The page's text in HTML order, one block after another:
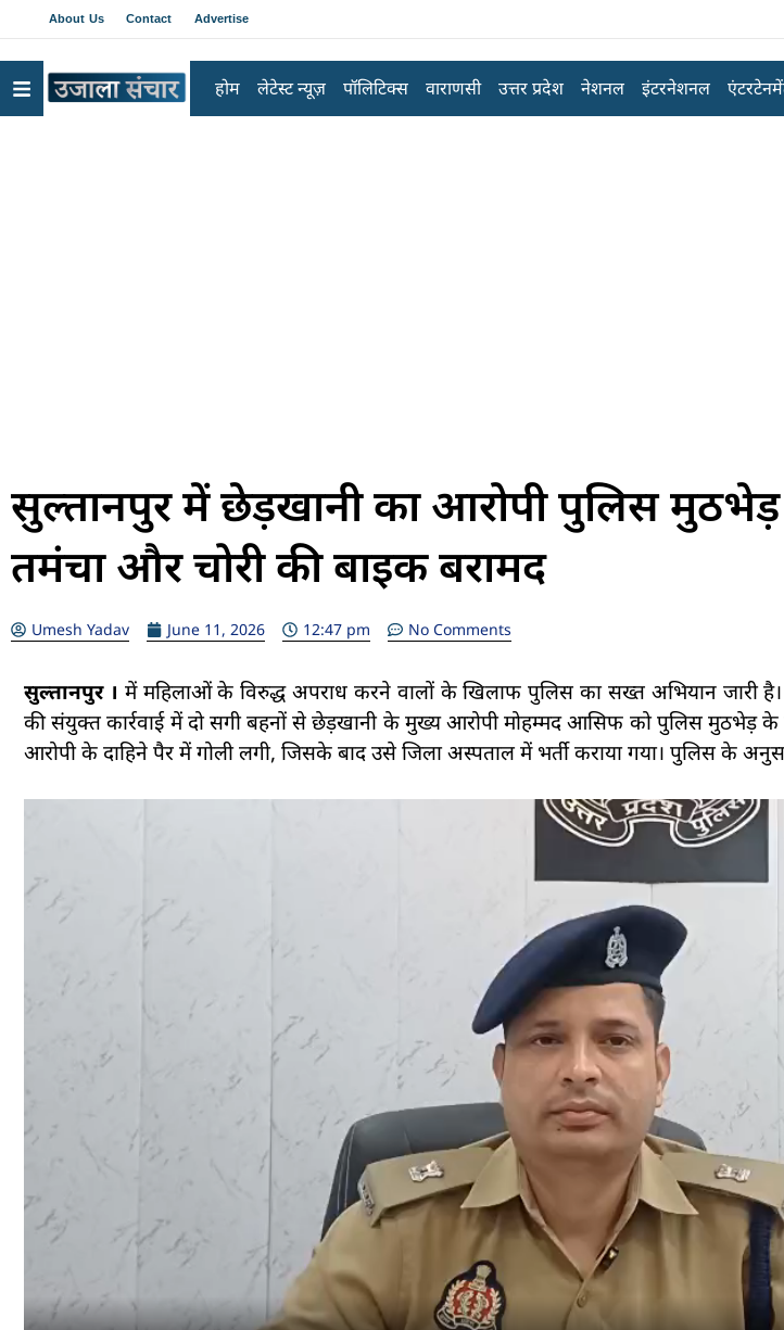
About Us Contact Advertise
होम लेटेस्ट न्यूज़ पॉलिटिक्स वाराणसी उत्तर प्रदेश नेशनल इंटरनेशनल
सुल्तानपुर में छेड़खानी का आरोपी पुलिस
तमंचा और चोरी की बाइक बरामद
Umesh Yadav June 11, 2026 12:47 pm No Comments
सुल्तानपुर । में महिलाओं के विरुद्ध अपराध करने वालों के खिलाफ पुलिस का सख्त अभियान जारी
की संयुक्त कार्रवाई में दो सगी बहनों से छेड़खानी के मुख्य आरोपी मोहम्मद आसिफ को पुलिस मुठभेड़ के
आरोपी के दाहिने पैर में गोली लगी, जिसके बाद उसे जिला अस्पताल में भर्ती कराया गया। पुलिस के